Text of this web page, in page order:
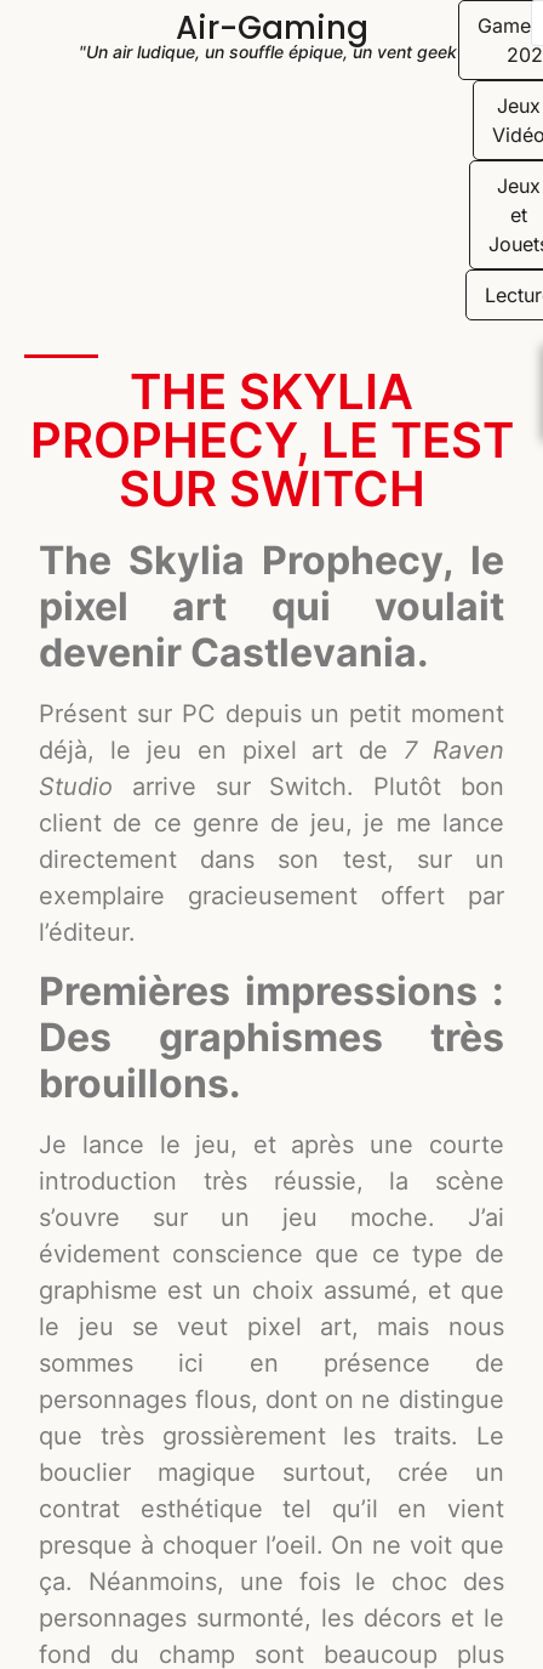
Air-Gaming
"Un air ludique, un souffle épique, un vent geek"
Jeux
Jeux
et
THE SKYLIA
PROPHECY, LE TEST
SUR SWITCH
The Skylia Prophecy, le
pixel art qui voulait
devenir Castlevania.
Présent sur PC depuis un petit moment
déjà, le jeu en pixel art de 7 Raven
Studio arrive sur Switch. Plutôt bon
client de ce genre de jeu, je me lance
directement dans son test, sur un
exemplaire gracieusement offert par
l’éditeur.
Premières impressions :
Des graphismes très
brouillons.
Je lance le jeu, et après une courte
introduction très réussie, la scène
s’ouvre sur un jeu moche. J’ai
évidement conscience que ce type de
graphisme est un choix assumé, et que
le jeu se veut pixel art, mais nous
sommes ici en présence de
personnages flous, dont on ne distingue
que très grossièrement les traits. Le
bouclier magique surtout, crée un
contrat esthétique tel qu’il en vient
presque à choquer l’oeil. On ne voit que
ça. Néanmoins, une fois le choc des
personnages surmonté, les décors et le
fond du champ sont beaucoup plus